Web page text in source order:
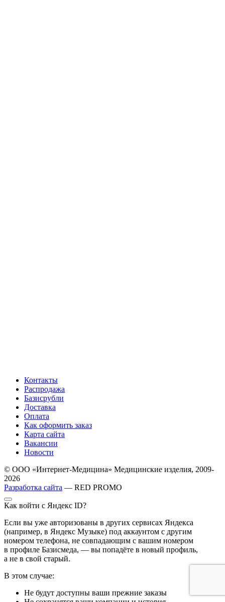
Контакты
Распродажа
Базисрубли
Доставка
Оплата
Как оформить заказ
Карта сайта
Вакансии
Новости
© ООО «Интернет-Медицина» Медицинские изделия, 2009-
2026
Разработка сайта — RED PROMO
Как войти с Яндекс ID?
Если вы уже авторизованы в других сервисах Яндекса
(например, в Яндекс Музыке) под аккаунтом с другим
номером телефона, не совпадающим с вашим номером
в профиле Базисмеда, — вы попадёте в новый профиль,
а не в свой старый.
В этом случае:
Не будут доступны ваши прежние заказы